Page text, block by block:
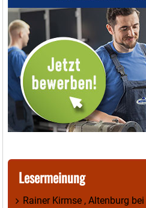
Lesermeinung
Rainer Kirmse , Altenburg bei